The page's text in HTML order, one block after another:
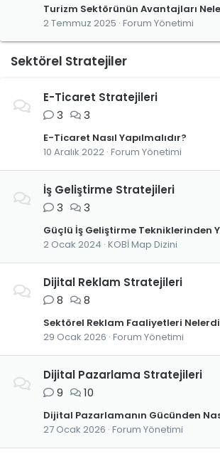
Turizm Sektörünün Avantajları
2 Temmuz 2025 Forum Yönetimi
Sektörel Stratejiler
E-Ticaret Stratejileri
3
3
E-Ticaret Nasıl Yapılmalıdır?
10 Aralık 2022 Forum Yönetimi
İş Geliştirme Stratejileri
3
3
Güçlü İş Geliştirme Tekniklerinden
2 Ocak 2024 KOBİ Map Dizini
Dijital Reklam Stratejileri
8
8
Sektörel Reklam Faaliyetleri
29 Ocak 2026 Forum Yönetimi
Dijital Pazarlama Stratejileri
9
10
Dijital Pazarlamanın Gücünden
27 Ocak 2026 Forum Yönetimi